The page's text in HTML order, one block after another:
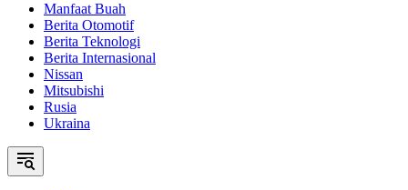
Manfaat Buah
Berita Otomotif
Berita Teknologi
Berita Internasional
Nissan
Mitsubishi
Rusia
Ukraina